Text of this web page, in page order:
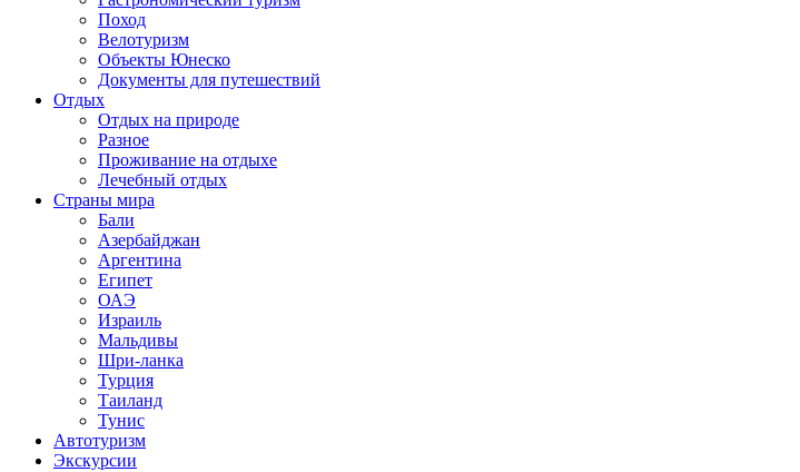
Поход
Велотуризм
Объекты Юнеско
Документы для путешествий
Отдых
Отдых на природе
Разное
Проживание на отдыхе
Лечебный отдых
Страны мира
Бали
Азербайджан
Аргентина
Египет
ОАЭ
Израиль
Мальдивы
Шри-ланка
Турция
Таиланд
Тунис
Автотуризм
Экскурсии